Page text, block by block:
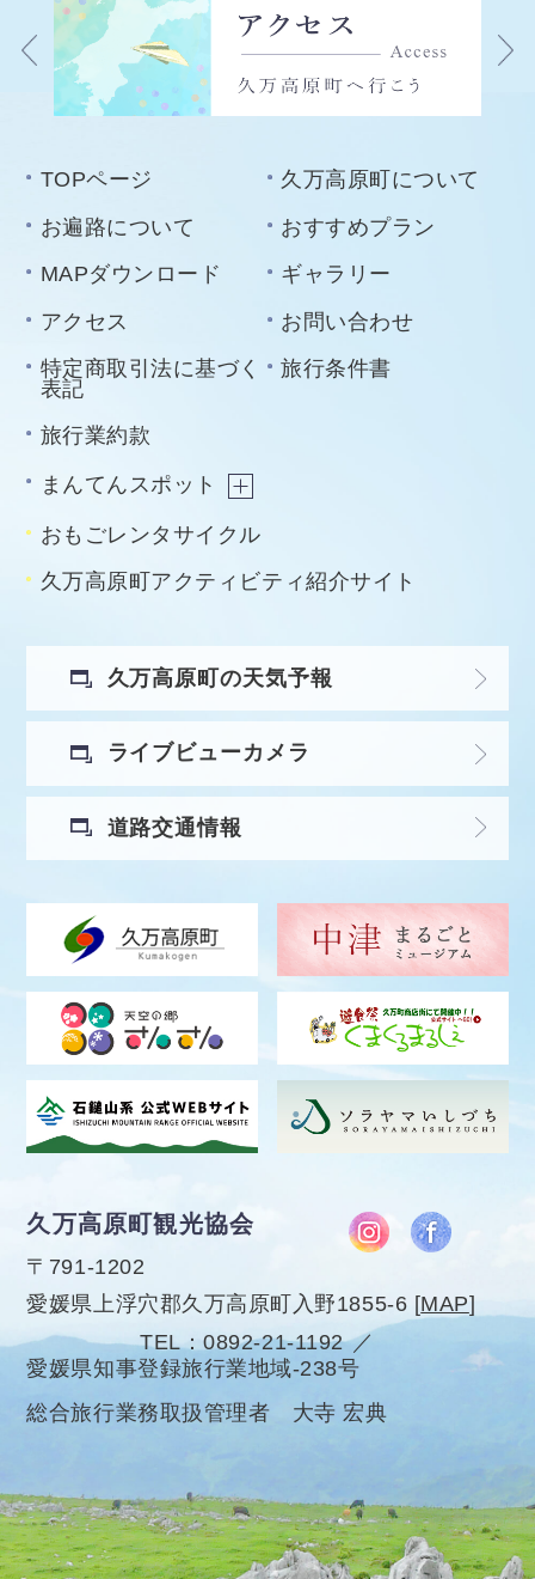
TOPページ
久万高原町について
お遍路について
おすすめプラン
MAPダウンロード
ギャラリー
アクセス
お問い合わせ
特定商取引法に基づく
表記
旅行条件書
旅行業約款
まんてんスポット
おもごレンタサイクル
久万高原町アクティビティ紹介サイト
久万高原町の天気予報
ライブビューカメラ
道路交通情報
久万高原町観光協会
〒791-1202
愛媛県上浮穴郡久万高原町入野1855-6 [MAP]
TEL
0892-21-1192
愛媛県知事登録旅行業地域-238号
総合旅行業務取扱管理者 大寺 宏典